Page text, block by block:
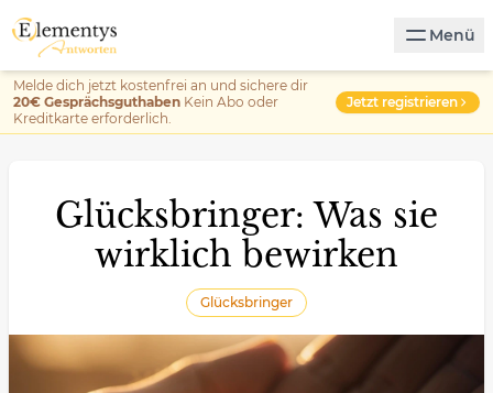
Menü
Melde dich jetzt kostenfrei an und sichere dir
20€ Gesprächsguthaben Kein Abo oder
Kreditkarte erforderlich.
Jetzt registrieren
Glücksbringer: Was sie
wirklich bewirken
Glücksbringer